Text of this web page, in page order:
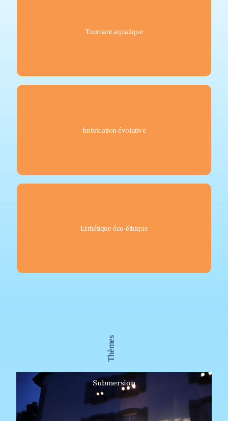
Tournant aquatique
artistiques contemporains autour de l'eau en tant
Imbrication évolutive
l'interdépendance entre le sens et la matière qui
imprègnent les philosophies autochtones,
Esthétique éco-éthique
d'explorer comment l'eau peut servir de partenaire
artistique et de modèle conceptuel pour cultiver
Thèmes
Submersion
Œuvres plongées dans un environnement aquatique,